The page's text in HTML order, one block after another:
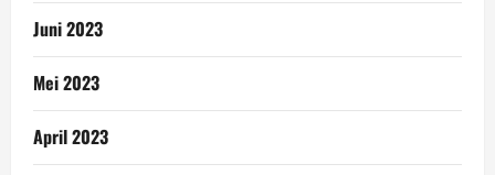
Juni 2023
Mei 2023
April 2023